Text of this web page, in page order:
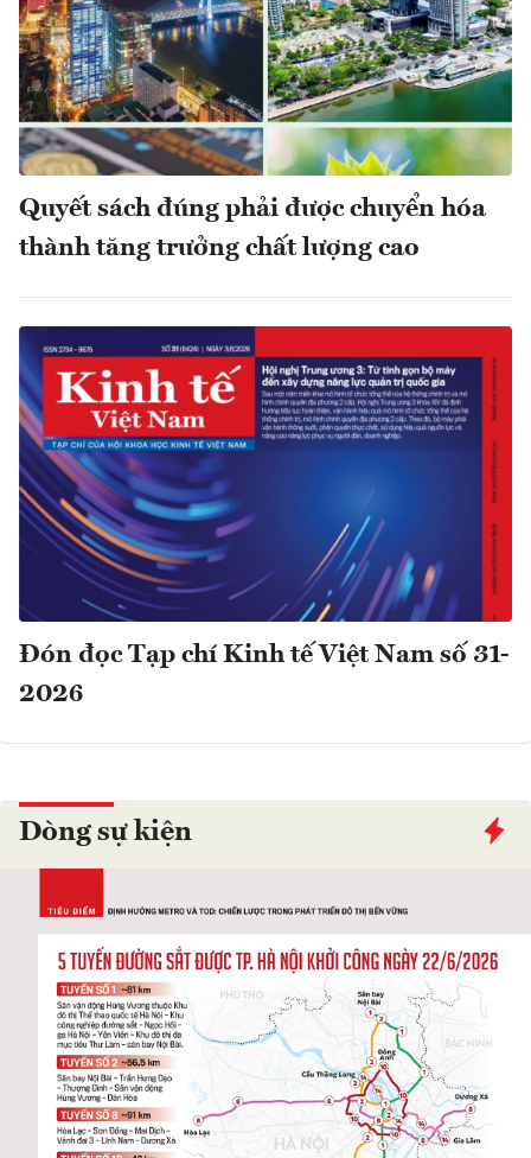
Dòng sự kiện
Quyết sách đúng phải được chuyển hóa
thành tăng trưởng chất lượng cao
Đón đọc Tạp chí Kinh tế Việt Nam số 31-
2026